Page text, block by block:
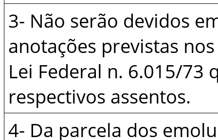
3- Não serão devidos
anotações previstas
Lei Federal n. 6.015/73
respectivos assentos.
4- Da parcela dos